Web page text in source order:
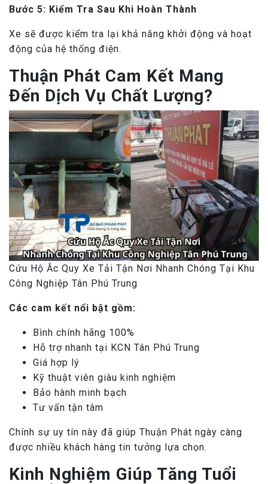
Bước 5: Kiểm Tra Sau Khi Hoàn Thành
Xe sẽ được kiểm tra lại khả năng khởi động và hoạt
động của hệ thống điện.
Thuận Phát Cam Kết Mang
Đến Dịch Vụ Chất Lượng?
Cứu Hộ Ắc Quy Xe Tải Tận Nơi Nhanh Chóng Tại Khu
Công Nghiệp Tân Phú Trung
Các cam kết nổi bật gồm:
Bình chính hãng 100%
Hỗ trợ nhanh tại KCN Tân Phú Trung
Giá hợp lý
Kỹ thuật viên giàu kinh nghiệm
Bảo hành minh bạch
Tư vấn tận tâm
Chính sự uy tín này đã giúp Thuận Phát ngày càng
được nhiều khách hàng tin tưởng lựa chọn.
Kinh Nghiệm Giúp Tăng Tuổi